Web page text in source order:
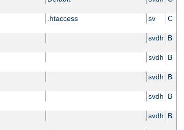
.htaccess sv C
svdh B
svdh B
svdh B
svdh B
svdh B